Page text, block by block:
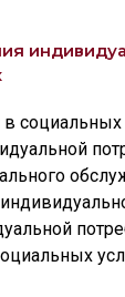
социальных